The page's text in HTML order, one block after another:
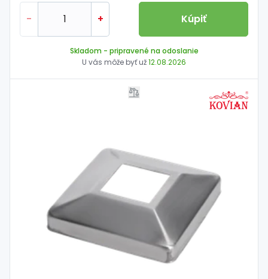
- + Kúpiť
Skladom - pripravené na odoslanie
U vás môže byť už12.08.2026